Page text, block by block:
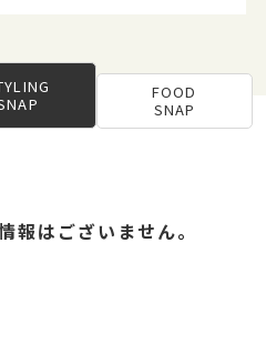
FOOD
SNAP
報はございません。